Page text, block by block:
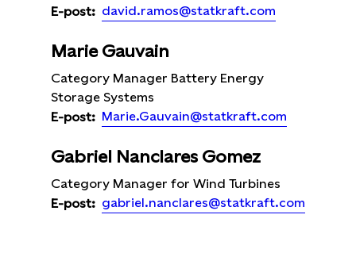
E-post: david.ramos@statkraft.com
Marie Gauvain
Category Manager Battery Energy
Storage Systems
E-post: Marie.Gauvain@statkraft.com
Gabriel Nanclares Gomez
Category Manager for Wind Turbines
E-post: gabriel.nanclares@statkraft.com